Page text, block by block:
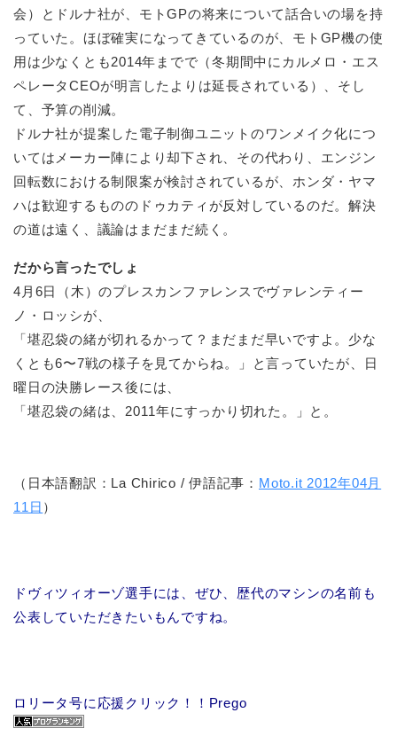
会）とドルナ社が、モトGPの将来について話合いの場を持
っていた。ほぼ確実になってきているのが、モトGP機の使
用は少なくとも2014年までで（冬期間中にカルメロ・エス
ペレータCEOが明言したよりは延長されている）、そし
て、予算の削減。
ドルナ社が提案した電子制御ユニットのワンメイク化につ
いてはメーカー陣により却下され、その代わり、エンジン
回転数における制限案が検討されているが、ホンダ・ヤマ
ハは歓迎するもののドゥカティが反対しているのだ。解決
の道は遠く、議論はまだまだ続く。
だから言ったでしょ
4月6日（木）のプレスカンファレンスでヴァレンティー
ノ・ロッシが、
「堪忍袋の緒が切れるかって？まだまだ早いですよ。少な
くとも6〜7戦の様子を見てからね。」と言っていたが、日
曜日の決勝レース後には、
「堪忍袋の緒は、2011年にすっかり切れた。」と。
（日本語翻訳：La Chirico / 伊語記事： Moto.it 2012年04月
11日 ）
ドヴィツィオーゾ選手には、ぜひ、歴代のマシンの名前も
公表していただきたいもんですね。
ロリータ号に応援クリック！！Prego